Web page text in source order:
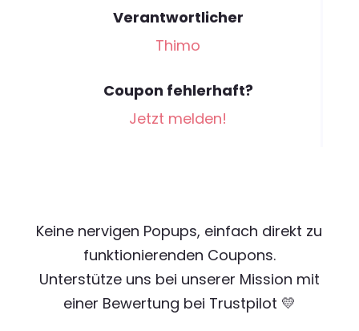
Verantwortlicher
Thimo
Coupon fehlerhaft?
Jetzt melden!
Keine nervigen Popups, einfach direkt zu
funktionierenden Coupons.
Unterstütze uns bei unserer Mission mit
einer Bewertung bei Trustpilot 💛